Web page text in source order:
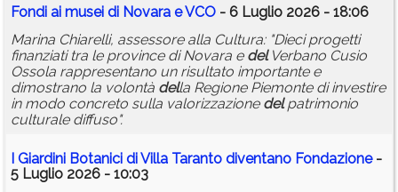
Fondi ai musei di Novara e VCO - 6 Luglio 2026 - 18:06
Marina Chiarelli, assessore alla Cultura: "Dieci progetti
finanziati tra le province di Novara e delVerbano Cusio
Ossola rappresentano un risultato importante e
dimostrano la volontà della Regione Piemonte di investire
in modo concreto sulla valorizzazione delpatrimonio
culturale diffuso".
I Giardini Botanici di Villa Taranto diventano Fondazione-
5 Luglio 2026 - 10:03